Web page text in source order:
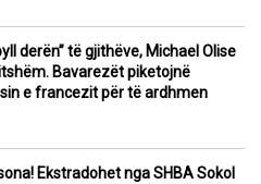
derën” të gjithëve, Michael Olise
Bavarezët piketojnë
e francezit për të ardhmen
Ekstradohet nga SHBA Sokol